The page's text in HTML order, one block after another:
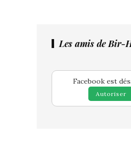
Les amis de Bir-
Facebook est
Autoriser